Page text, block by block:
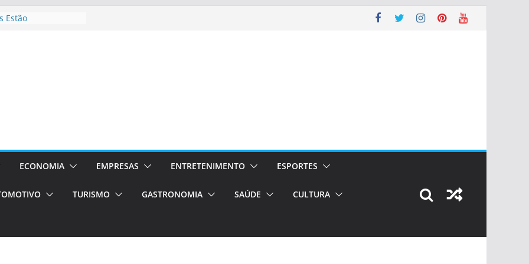
Estão
em Porto
de transfer,
de alto padrão
bolsas –
o segundo
únicas e
de volta!
ECONOMIA EMPRESAS ENTRETENIMENTO ESPORTES
TURISMO GASTRONOMIA SAÚDE CULTURA